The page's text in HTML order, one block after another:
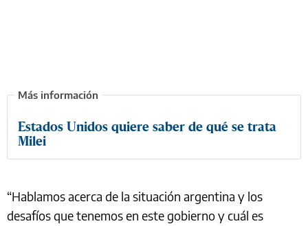
Estados Unidos quiere saber de qué se trata
Milei
“Hablamos acerca de la situación argentina y los
desafíos que tenemos en este gobierno y cuál es